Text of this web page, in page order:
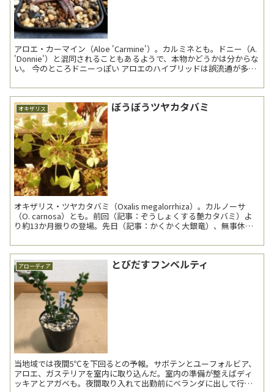
アロエ・カーマイン（Aloe 'Carmine'）。カルミネとも。ドニー（A.
'Donnie'）と混同されることもあるようで、本物かどうかは分からな
い。 今のところドニーっぽい アロエのハイブリッドは誤流通が多い
オキザリス ぼうぼうツヤカタバミ
オキザリス・ツヤカタバミ（Oxalis megalorrhiza）。カルノーサ
（O. carnosa）とも。前回（記事：ぞうしょくする艶カタバミ）よ
り約13か月振りの登場。先日（記事：かくかく大銀竜）、無事休眠
アローディア とびだすフンベルティ
当地域では夜間5℃を下回るとの予報。サボテンとユーフォルビア、
アロエ、ガステリアを室内に取り込んだ。室内の準備が整えばディ
ッキアとアガベも。夜間取り入れて出勤前にベランダに出して行か